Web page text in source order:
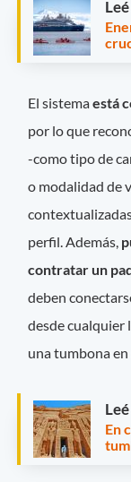
El sistemaestá
por lo que
-como tipo de
o modalidad de
perfil. Además,
contratar un
deben
desde cualquier
una tumbona
En